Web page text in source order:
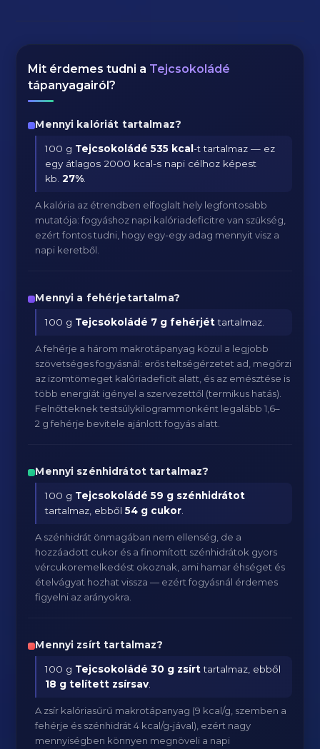
Mit érdemes tudni a Tejcsokoládé
tápanyagairól?
Mennyi kalóriát tartalmaz?
100 g Tejcsokoládé 535 kcal-t tartalmaz — ez
egy átlagos 2000 kcal-s napi célhoz képest
kb.27%
A kalória az étrendben elfoglalt hely legfontosabb
mutatója: fogyáshoz napi kalóriadeficitre van szükség,
ezért fontos tudni, hogy egy-egy adag mennyit visz a
napi keretből.
Mennyi a fehérjetartalma?
100 g Tejcsokoládé 7 g fehérjéttartalmaz.
A fehérje a három makrotápanyag közül a legjobb
szövetséges fogyásnál: erős teltségérzetet ad, megőrzi
az izomtömeget kalóriadeficit alatt, és az emésztése is
több energiát igényel a szervezettől (termikus hatás).
Felnőtteknek testsúlykilogrammonként legalább 1,6–
2 g fehérje bevitele ajánlott fogyás alatt.
Mennyi szénhidrátot tartalmaz?
100 g Tejcsokoládé 59 g szénhidrátot
tartalmaz, ebből54 g cukor
A szénhidrát önmagában nem ellenség, de a
hozzáadott cukor és a finomított szénhidrátok gyors
vércukoremelkedést okoznak, ami hamar éhséget és
ételvágyat hozhat vissza — ezért fogyásnál érdemes
figyelni az arányokra.
Mennyi zsírt tartalmaz?
100 g Tejcsokoládé 30 g zsírttartalmaz, ebből
18 g telített zsírsav
A zsír kalóriasűrű makrotápanyag (9 kcal/g, szemben a
fehérje és szénhidrát 4 kcal/g-jával), ezért nagy
mennyiségben könnyen megnöveli a napi